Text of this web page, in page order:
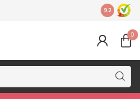
Made by
9.2
0